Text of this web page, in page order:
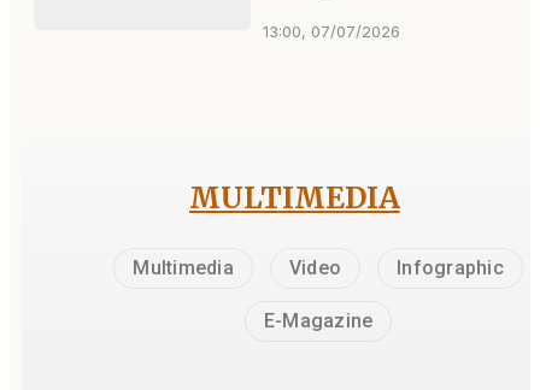
13:00, 07/07/2026
MULTIMEDIA
Multimedia Video Infographic
E-Magazine